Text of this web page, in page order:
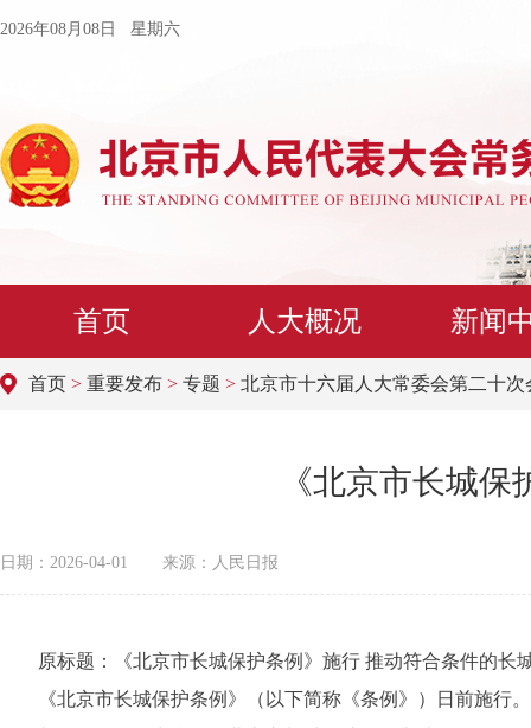
2026年08月08日 星期六
首页 人大概况 新闻
首页 > 重要发布 > 专题 > 北京市十六届人大常委会第二十次
《北京市长城
日期：2026-04-01 来源：人民日报
原标题：《北京市长城保护条例》施行 推动符合条件的长
《北京市长城保护条例》（以下简称《条例》）日前施行。